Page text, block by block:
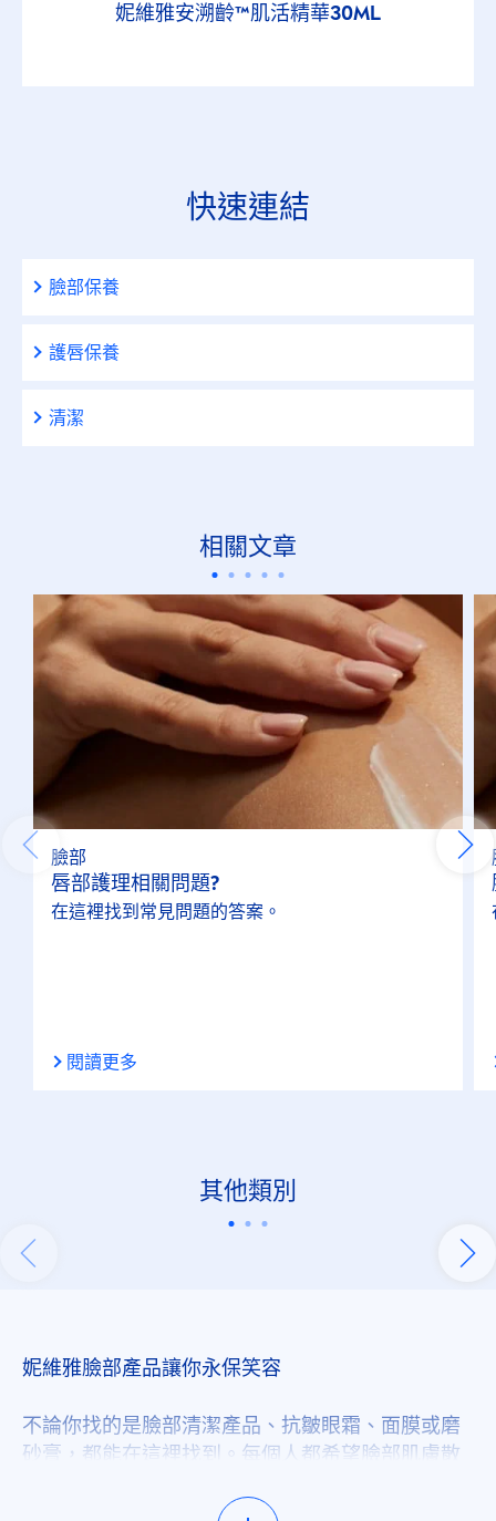
妮維雅安溯齡™肌活精華30ML
快速連結
臉部保養
護唇保養
清潔
相關文章
臉部
唇部護理相關問題?
在這裡找到常見問題的答案。
閱讀更多
其他類別
關於身體保養
妮維雅臉部產品讓你永保笑容
不論你找的是臉部清潔產品、抗皺眼霜、面膜或磨
砂膏，都能在這裡找到。每個人都希望臉部肌膚散
對能滿足你的各種需求。想找更特定的產品嗎？使